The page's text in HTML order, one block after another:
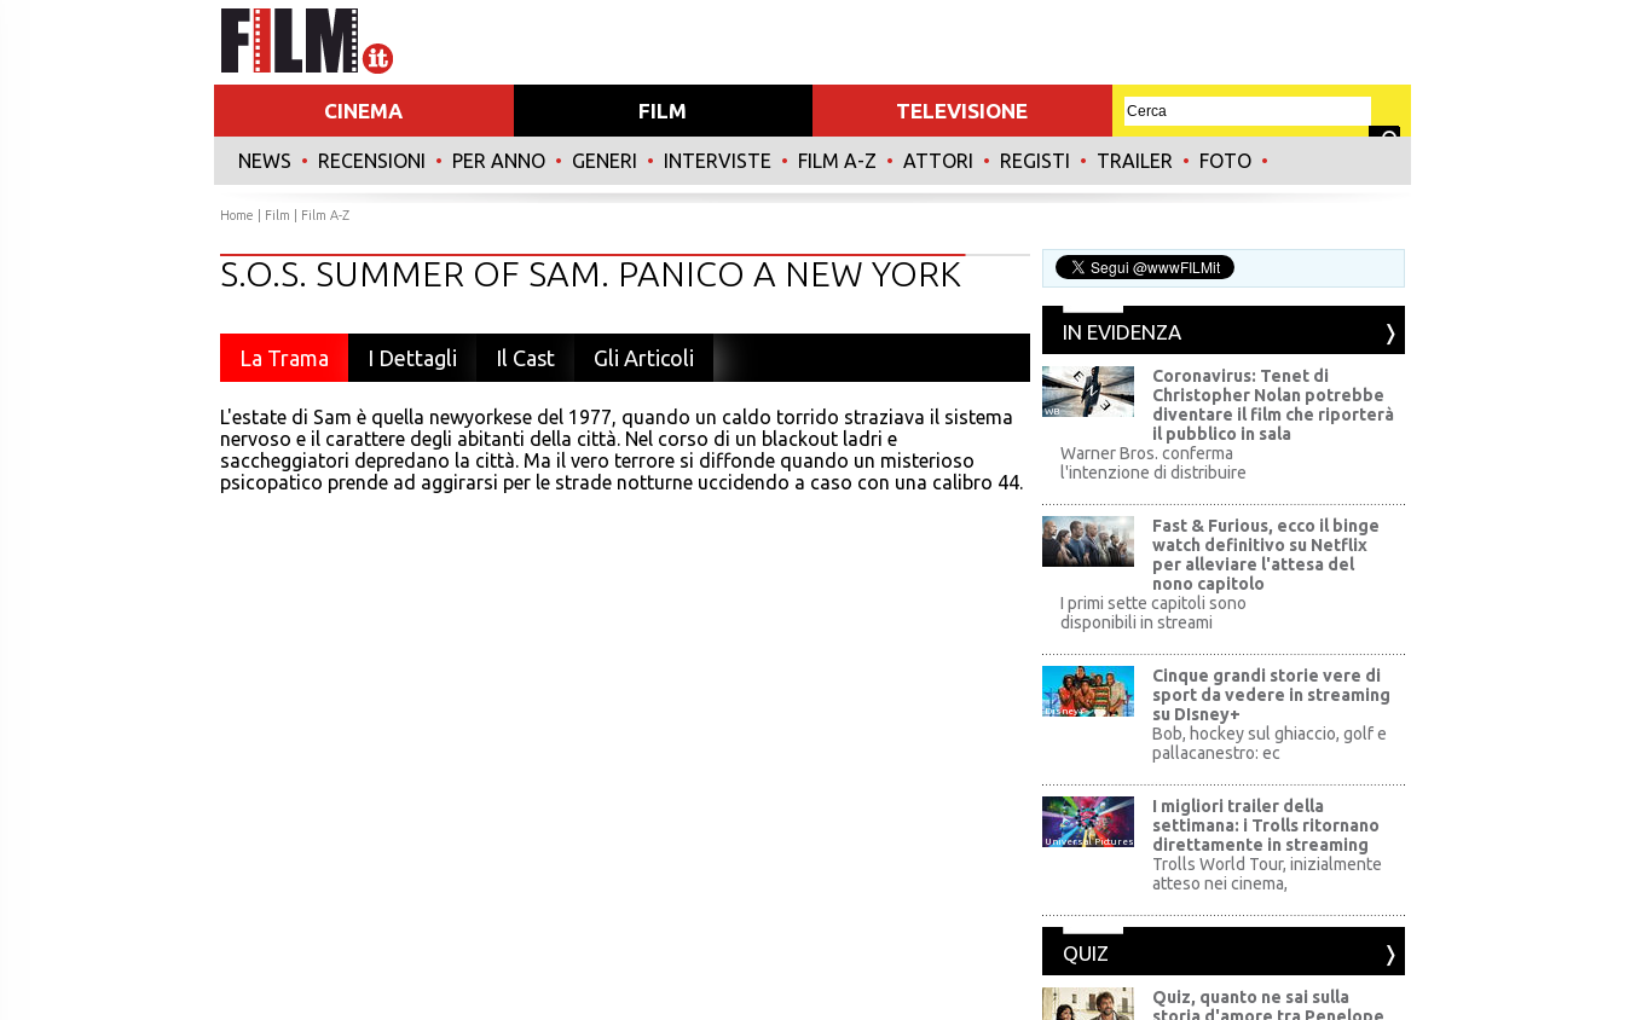
CINEMA FILM TELEVISIONE
NEWS • RECENSIONI • PER ANNO • GENERI • INTERVISTE • FILM A-Z • ATTORI • REGISTI • TRAILER • FOTO •
Home Film Film A-Z
S.O.S. SUMMER OF SAM. PANICO A NEW YORK
La Trama I Dettagli Il Cast Gli Articoli
L'estate di Sam è quella newyorkese del 1977, quando un caldo torrido straziava il sistema
nervoso e il carattere degli abitanti della città. Nel corso di un blackout ladri e
saccheggiatori depredano la città. Ma il vero terrore si diffonde quando un misterioso
psicopatico prende ad aggirarsi per le strade notturne uccidendo a caso con una calibro 44.
IN EVIDENZA
WB
Coronavirus: Tenet di
Christopher Nolan potrebbe
diventare il film che riporterà
il pubblico in sala
Warner Bros. conferma
l'intenzione di distribuire
Fast & Furious, ecco il binge
watch definitivo su Netflix
per alleviare l'attesa del
nono capitolo
I primi sette capitoli sono
disponibili in streami
Disney+
Cinque grandi storie vere di
sport da vedere in streaming
su DIsney+
Bob, hockey sul ghiaccio, golf e
pallacanestro: ec
Universal Pictures
I migliori trailer della
settimana: i Trolls ritornano
direttamente in streaming
Trolls World Tour, inizialmente
atteso nei cinema,
QUIZ
Quiz, quanto ne sai sulla